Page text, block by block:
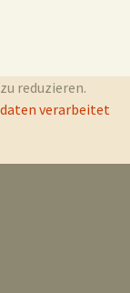
reduzieren.
verarbeitet